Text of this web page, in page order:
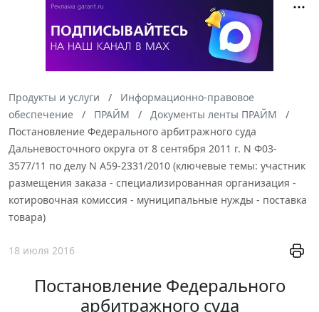
Продукты и услуги
Информационно-правовое
обеспечение
ПРАЙМ
Документы ленты ПРАЙМ
Постановление Федерального арбитражного суда
Дальневосточного округа от 8 сентября 2011 г. N Ф03-
3577/11 по делу N А59-2331/2010 (ключевые темы: участник
размещения заказа - специализированная организация -
котировочная комиссия - муниципальные нужды - поставка
товара)
18 июля 2016
Постановление Федерального
арбитражного суда